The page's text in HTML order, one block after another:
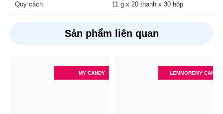
Quy cách 11 g x 20 thanh x 30 hộp
Sản phẩm liên quan
MY CANDY LEMMOREMY CANDY